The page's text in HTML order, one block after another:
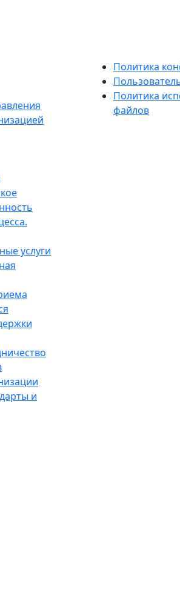
услуги
и
Политика
Политика
файлов